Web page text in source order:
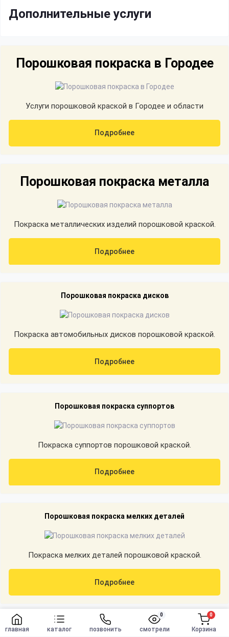
главная каталог смотрели
0
позвонить Корзина
0
Заказать
Дополнительные услуги
Порошковая покраска в Городее
Услуги порошковой краской в Городее и области
Подробнее
Порошковая покраска металла
Покраска металлических изделий порошковой краской.
Подробнее
Порошковая покраска дисков
Покраска автомобильных дисков порошковой краской.
Подробнее
Порошковая покраска суппортов
Покраска суппортов порошковой краской.
Подробнее
Порошковая покраска мелких деталей
Покраска мелких деталей порошковой краской.
Подробнее
Порошковая покраска алюминия